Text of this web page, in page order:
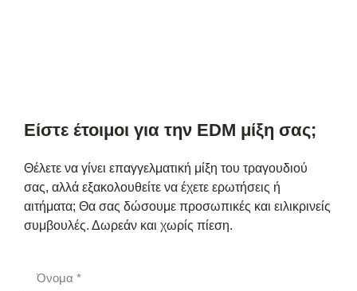
Είστε έτοιμοι για την EDM μίξη σας;
Θέλετε να γίνει επαγγελματική μίξη του τραγουδιού
σας, αλλά εξακολουθείτε να έχετε ερωτήσεις ή
αιτήματα; Θα σας δώσουμε προσωπικές και ειλικρινείς
συμβουλές. Δωρεάν και χωρίς πίεση.